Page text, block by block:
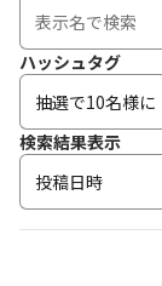
ハッシュタグ
検索結果表示
投稿日時